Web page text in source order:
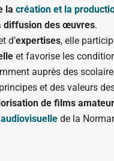
la création et la
diffusion des œuvres.
d’expertises, elle
et favorise les
auprès des
et des valeurs
de films
de la